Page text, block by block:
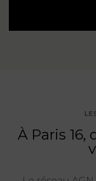
À Paris 16,